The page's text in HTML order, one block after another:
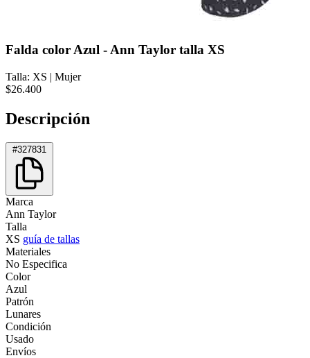
Falda color Azul - Ann Taylor talla XS
Talla: XS | Mujer
$26.400
Descripción
#327831
Marca
Ann Taylor
Talla
XS guía de tallas
Materiales
No Especifica
Color
Azul
Patrón
Lunares
Condición
Usado
Envíos